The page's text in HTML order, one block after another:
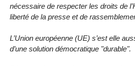
nécessaire de respecter les droits de
liberté de la presse et de
L’Union européenne (UE) s’est elle
d’une solution démocratique "durable".